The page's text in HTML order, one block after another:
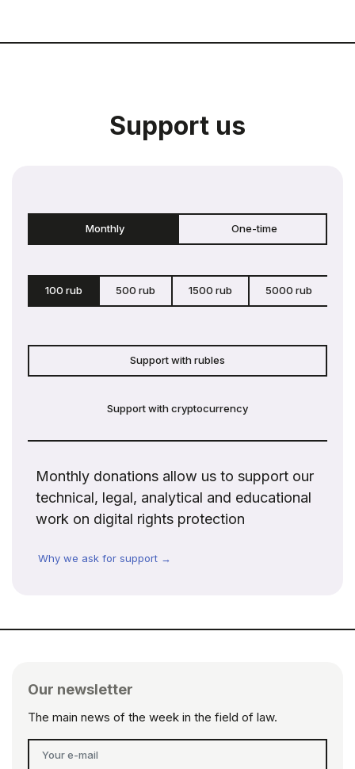
Support us
Monthly One-time
100 rub 500 rub 1500 rub 5000 rub
Support with rubles
Support with cryptocurrency
Monthly donations allow us to support our
technical, legal, analytical and educational
work on digital rights protection
Why we ask for support →
Our newsletter
The main news of the week in the field of law.